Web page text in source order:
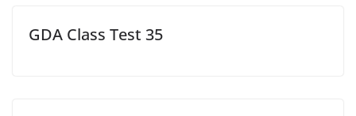
GDA Class Test 35